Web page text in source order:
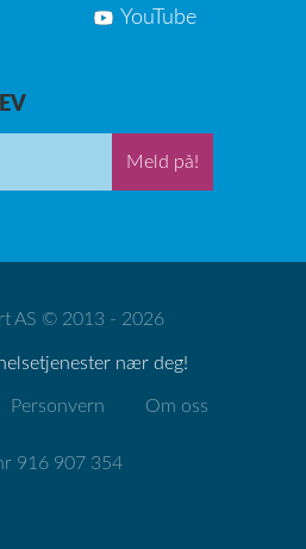
YouTube
Meld på!
AS © 2013 - 2026
nær deg!
Personvern Om oss
916 907 354